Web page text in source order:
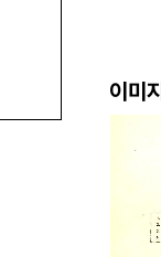
이미